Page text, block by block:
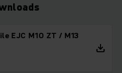
EJC M10 ZT / M13